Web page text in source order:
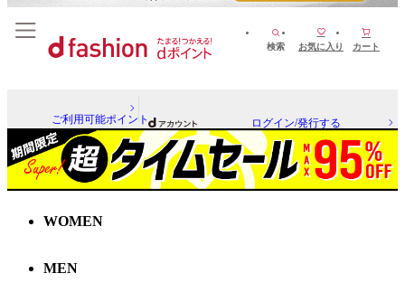
検索 お気に入り カート
ご利用可能ポイント ログイン/発行する
WOMEN
MEN